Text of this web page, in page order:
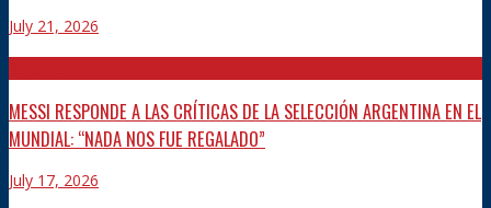
July 21, 2026
MESSI RESPONDE A LAS CRÍTICAS DE LA SELECCIÓN ARGENTINA EN EL
MUNDIAL: “NADA NOS FUE REGALADO”
July 17, 2026